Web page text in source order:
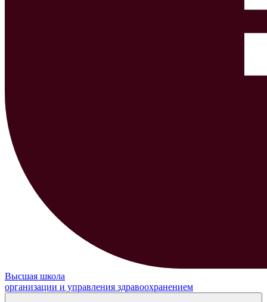
Высшая школа
организации и управления здравоохранением